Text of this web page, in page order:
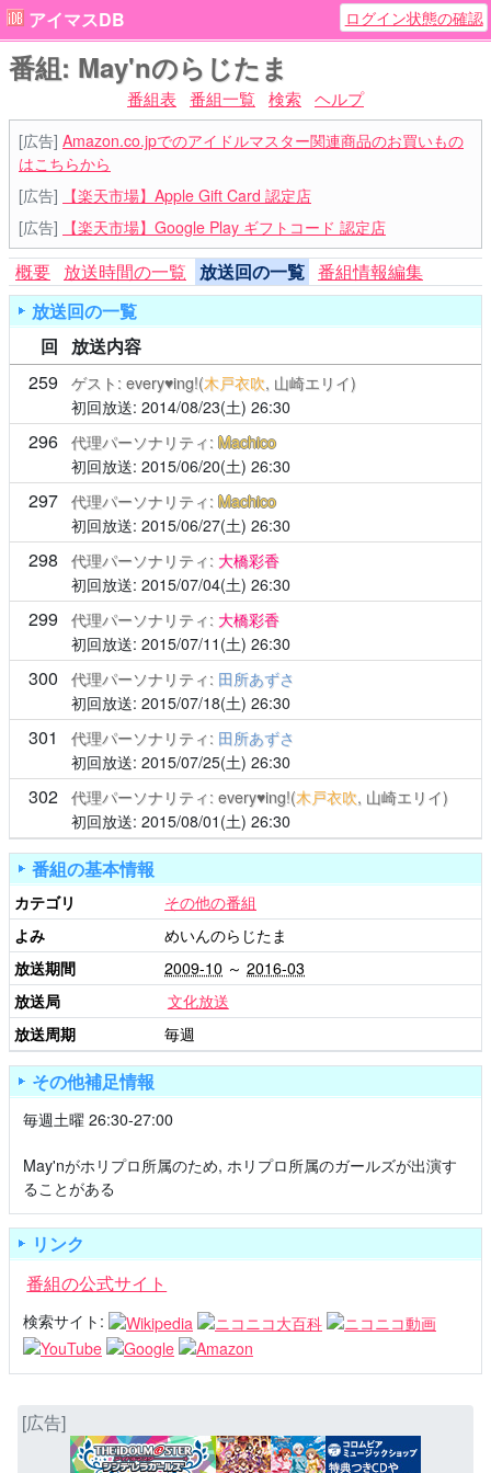
アイマスDB ログイン状態の確認
番組: May'nのらじたま
番組表 番組一覧 検索 ヘルプ
[広告] Amazon.co.jpでのアイドルマスター関連商品のお買いもの
はこちらから
[広告]
【楽天市場】Apple Gift Card 認定店
[広告]
【楽天市場】Google Play ギフトコード 認定店
概要 放送時間の一覧 放送回の一覧 番組情報編集
放送回の一覧
回
放送内容
259
ゲスト: every♥ing!(木戸衣吹, 山崎エリイ)
2014/08/23(土) 26:30
296 代理パーソナリティ: Machico
2015/06/20(土) 26:30
297 代理パーソナリティ: Machico
2015/06/27(土) 26:30
298 代理パーソナリティ: 大橋彩香
2015/07/04(土) 26:30
299 代理パーソナリティ: 大橋彩香
2015/07/11(土) 26:30
300 代理パーソナリティ: 田所あずさ
2015/07/18(土) 26:30
301 代理パーソナリティ: 田所あずさ
2015/07/25(土) 26:30
302 代理パーソナリティ: every♥ing!(木戸衣吹, 山崎エリイ)
2015/08/01(土) 26:30
番組の基本情報
カテゴリ
その他の番組
よみ
めいんのらじたま
放送期間
2009-10 ～ 2016-03
放送局
文化放送
放送周期
毎週
その他補足情報
毎週土曜 26:30-27:00
May'nがホリプロ所属のため, ホリプロ所属のガールズが出演す
ることがある
リンク
番組の公式サイト
検索サイト:
[広告]